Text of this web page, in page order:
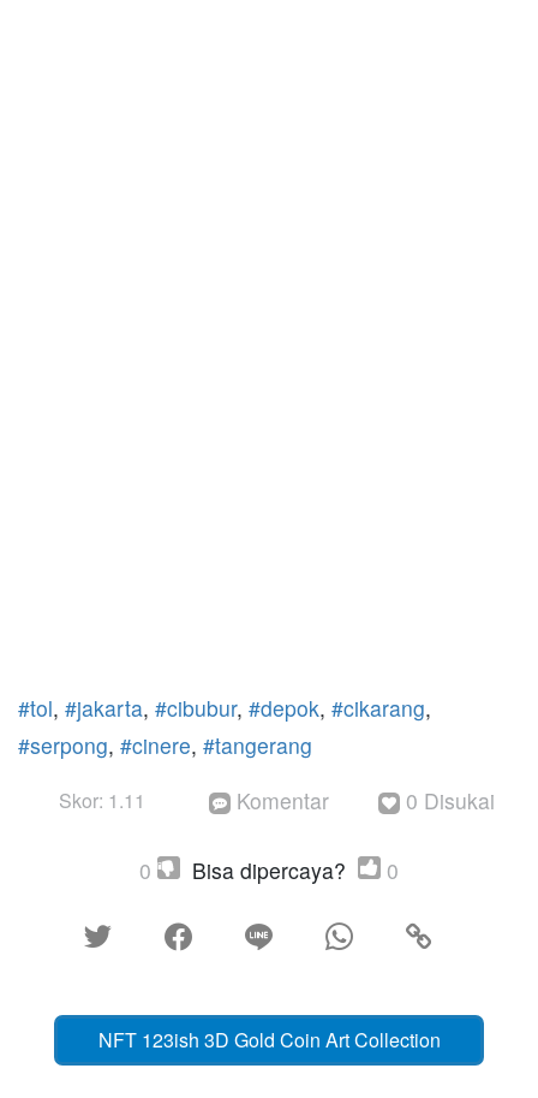
#tol, #jakarta, #cibubur, #depok, #cikarang,
#serpong, #cinere, #tangerang
Skor: 1.11  Komentar  0 Disukai
0 Bisa dipercaya? 0
    
NFT 123ish 3D Gold Coin Art Collection